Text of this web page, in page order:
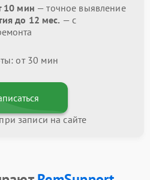
10 мин — точное выявление
до 12 мес. — с
от 30 мин
записи на сайте